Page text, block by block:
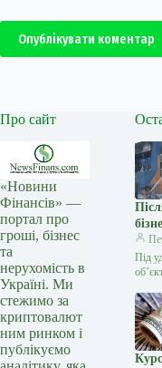
Опублікувати коментар
Про сайт
«Новини
Фінансів» —
портал про
гроші, бізнес
та
нерухомість в
Україні. Ми
стежимо за
криптовалют
ним ринком і
публікуємо
кв.
Під